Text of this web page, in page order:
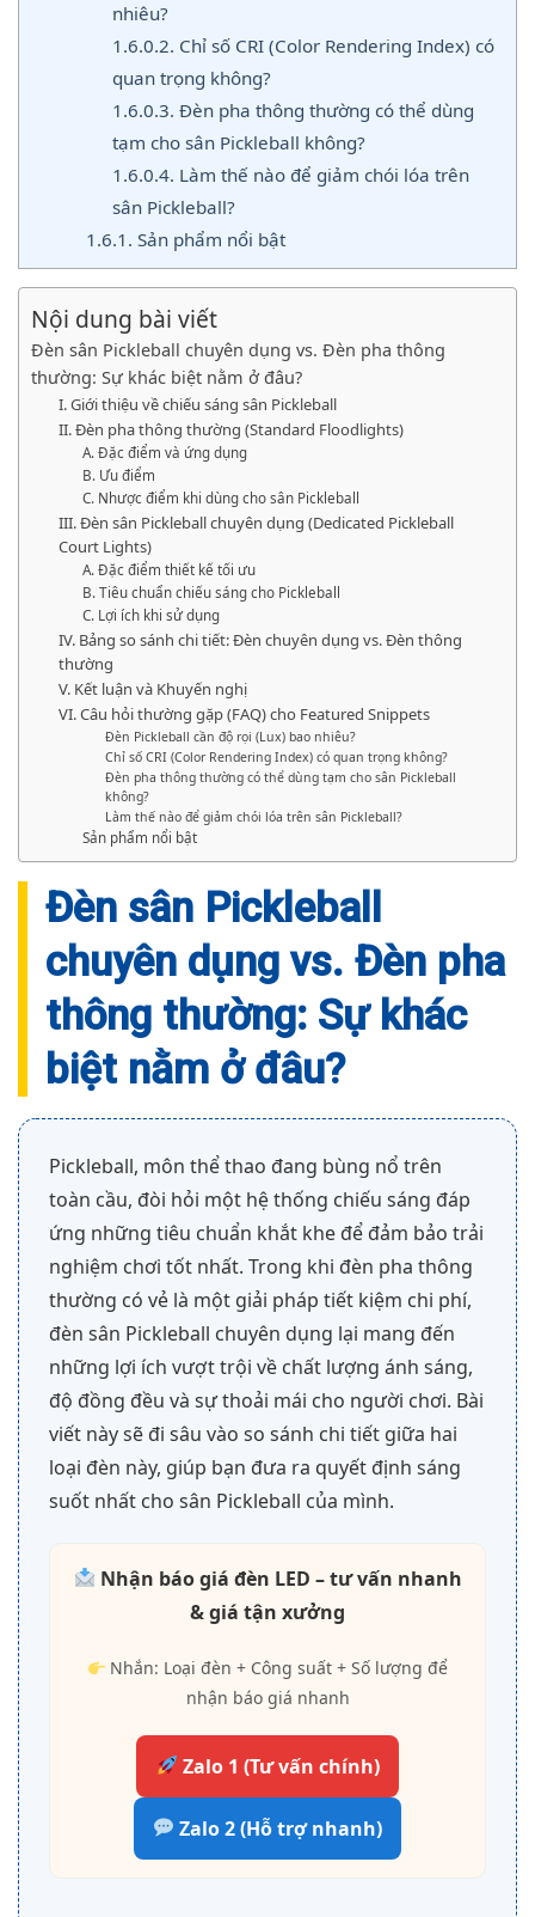
nhiêu?
1.6.0.2. Chỉ số CRI (Color Rendering Index) có
quan trọng không?
1.6.0.3. Đèn pha thông thường có thể dùng
tạm cho sân Pickleball không?
1.6.0.4. Làm thế nào để giảm chói lóa trên
sân Pickleball?
1.6.1. Sản phẩm nổi bật
Nội dung bài viết
Đèn sân Pickleball chuyên dụng vs. Đèn pha thông
thường: Sự khác biệt nằm ở đâu?
I. Giới thiệu về chiếu sáng sân Pickleball
II. Đèn pha thông thường (Standard Floodlights)
A. Đặc điểm và ứng dụng
B. Ưu điểm
C. Nhược điểm khi dùng cho sân Pickleball
III. Đèn sân Pickleball chuyên dụng (Dedicated Pickleball
Court Lights)
A. Đặc điểm thiết kế tối ưu
B. Tiêu chuẩn chiếu sáng cho Pickleball
C. Lợi ích khi sử dụng
IV. Bảng so sánh chi tiết: Đèn chuyên dụng vs. Đèn thông
thường
V. Kết luận và Khuyến nghị
VI. Câu hỏi thường gặp (FAQ) cho Featured Snippets
Đèn Pickleball cần độ rọi (Lux) bao nhiêu?
Chỉ số CRI (Color Rendering Index) có quan trọng không?
Đèn pha thông thường có thể dùng tạm cho sân Pickleball
không?
Làm thế nào để giảm chói lóa trên sân Pickleball?
Sản phẩm nổi bật
Đèn sân Pickleball
chuyên dụng vs. Đèn pha
thông thường: Sự khác
biệt nằm ở đâu?
Pickleball, môn thể thao đang bùng nổ trên
toàn cầu, đòi hỏi một hệ thống chiếu sáng đáp
ứng những tiêu chuẩn khắt khe để đảm bảo trải
nghiệm chơi tốt nhất. Trong khi đèn pha thông
thường có vẻ là một giải pháp tiết kiệm chi phí,
đèn sân Pickleball chuyên dụng lại mang đến
những lợi ích vượt trội về chất lượng ánh sáng,
độ đồng đều và sự thoải mái cho người chơi. Bài
viết này sẽ đi sâu vào so sánh chi tiết giữa hai
loại đèn này, giúp bạn đưa ra quyết định sáng
suốt nhất cho sân Pickleball của mình.
Nhận báo giá đèn LED – tư vấn nhanh
& giá tận xưởng
Nhắn: Loại đèn + Công suất + Số lượng để
nhận báo giá nhanh
Zalo 1 (Tư vấn chính)
Zalo 2 (Hỗ trợ nhanh)